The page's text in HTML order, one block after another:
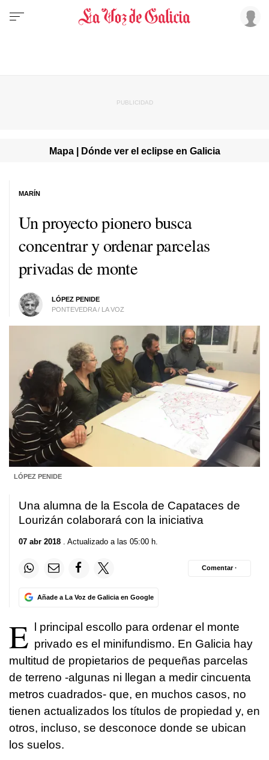
Mapa | Dónde ver el eclipse en Galicia
Un proyecto pionero busca
concentrar y ordenar parcelas
privadas de monte
LÓPEZ PENIDE
PONTEVEDRA / LA VOZ
MARÍN
LÓPEZ PENIDE
Una alumna de la Escola de Capataces de
Lourizán colaborará con la iniciativa
07 abr 2018 . Actualizado a las 05:00 h.
Añade a La Voz de Galicia en Google
Comentar ·
E l principal escollo para ordenar el monte
privado es el minifundismo. En Galicia hay
multitud de propietarios de pequeñas parcelas
de terreno -algunas ni llegan a medir cincuenta
metros cuadrados- que, en muchos casos, no
tienen actualizados los títulos de propiedad y, en
otros, incluso, se desconoce donde se ubican
los suelos.